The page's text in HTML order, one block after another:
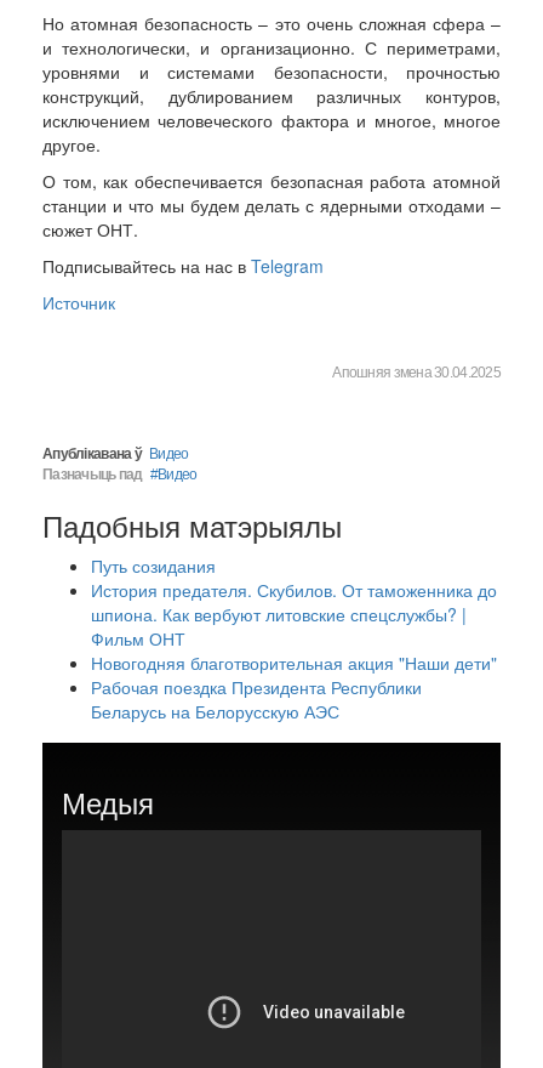
Но атомная безопасность – это очень сложная сфера –
и технологически, и организационно. С периметрами,
уровнями и системами безопасности, прочностью
конструкций, дублированием различных контуров,
исключением человеческого фактора и многое, многое
другое.
О том, как обеспечивается безопасная работа атомной
станции и что мы будем делать с ядерными отходами –
сюжет ОНТ.
Подписывайтесь на нас в Telegram
Источник
Апошняя змена 30.04.2025
Апублікавана ў Видео
Пазначыць пад
Видео
Падобныя матэрыялы
Путь созидания
История предателя. Скубилов. От таможенника до
шпиона. Как вербуют литовские спецслужбы? |
Фильм ОНТ
Новогодняя благотворительная акция "Наши дети"
Рабочая поездка Президента Республики
Беларусь на Белорусскую АЭС
Медыя